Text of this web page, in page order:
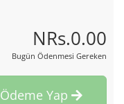
NRs.0.00
Bugün Ödenmesi Gereken
Ödeme Yap